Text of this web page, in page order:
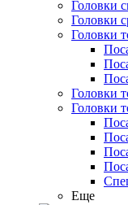
Головки
Головки
Головки
Головки
Головки
Еще